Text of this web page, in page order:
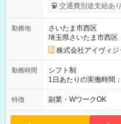
交通費別途支給あり
勤務地
さいたま市西区
埼玉県さいたま市西区
株式会社アイヴィジ
勤務時間
シフト制
1日あたりの実働時間
00(実働8h、休憩1h)
ん週5日勤務もOK♪ 勤務期間：2026年8月12日～9月9日※リスト
特徴 副業・WワークOK